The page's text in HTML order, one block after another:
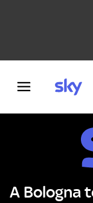
A Bologna